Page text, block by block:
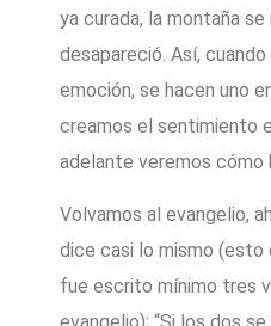
ya curada, la montaña
desapareció. Así,
emoción, se hacen uno
creamos el sentimiento
adelante veremos cómo
Volvamos al evangelio,
dice casi lo mismo
fue escrito mínimo tres